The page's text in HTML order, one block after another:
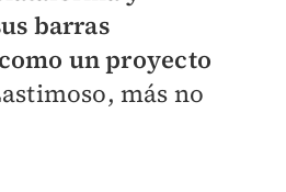
barras
un proyecto
más no